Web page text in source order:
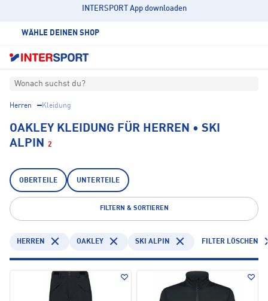
INTERSPORT App downloaden
WÄHLE DEINEN SHOP
Wonach suchst du?
Herren Kleidung
OAKLEY KLEIDUNG FÜR HERREN • SKI
ALPIN 2
OBERTEILE UNTERTEILE
FILTERN & SORTIEREN
HERREN OAKLEY SKI ALPIN FILTER LÖSCHEN